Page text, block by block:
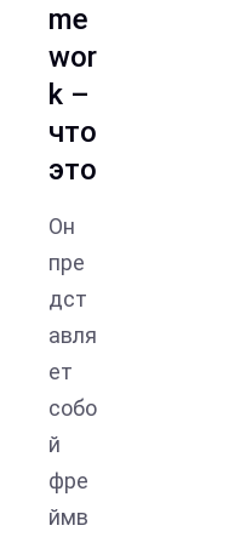
me
wor
k –
что
это
Он
пре
дст
авля
ет
собо
й
фре
ймв